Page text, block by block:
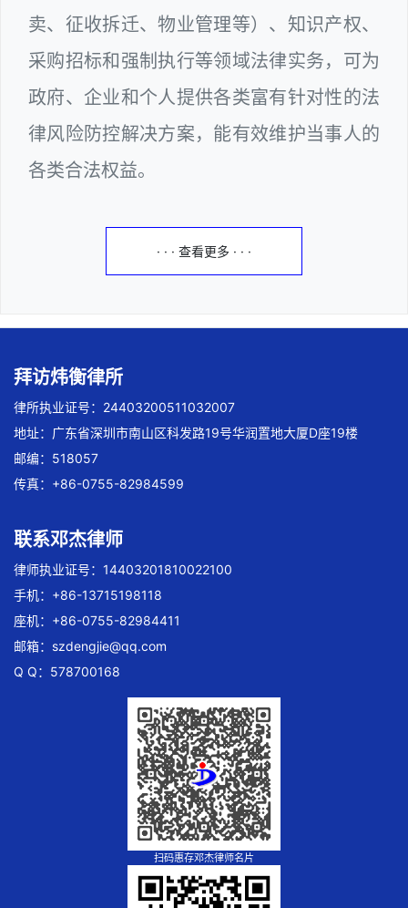
卖、征收拆迁、物业管理等）、知识产权、
采购招标和强制执行等领域法律实务，可为
政府、企业和个人提供各类富有针对性的法
律风险防控解决方案，能有效维护当事人的
各类合法权益。
· · · 查看更多 · · ·
拜访炜衡律所
律所执业证号：24403200511032007
地址：广东省深圳市南山区科发路19号华润置地大厦D座19楼
邮编：518057
传真：+86-0755-82984599
联系邓杰律师
律师执业证号：14403201810022100
手机：+86-13715198118
座机：+86-0755-82984411
邮箱： szdengjie@qq.com
Q Q：578700168
扫码惠存邓杰律师名片